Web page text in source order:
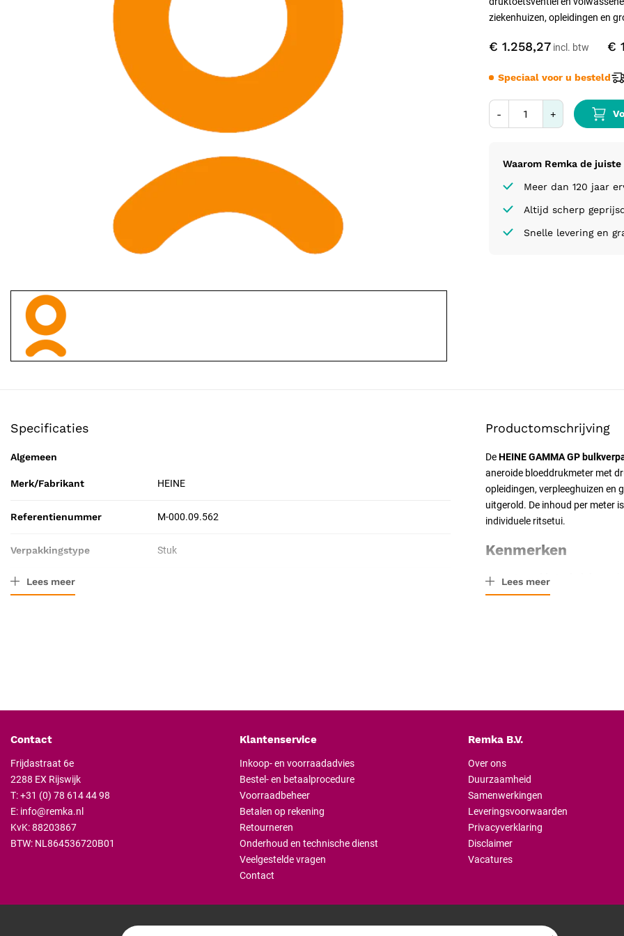
€ 1.258,27 €
- +
Waarom Remka de juiste
Meer dan 120 jaar
Altijd scherp
Snelle levering en
Speciaal voor u besteld
ziekenhuizen, opleidingen en
Specificaties
Algemeen
Merk/Fabrikant HEINE
Referentienummer M-000.09.562
Verpakkingstype Stuk
Resorbeerbaar (hechtdraad)
Lees meer
Productomschrijving
DeHEINE GAMMA GP
aneroide bloeddrukmeter met
opleidingen, verpleeg­huizen en
uitgerold. De inhoud per meter
individuele ritsetui.
Kenmerken
drukbestendige
Microfilter:
G5 en GP, lichtmetaal bij
Latexvrij:
geschikt voor patiënten
Single-tube manchet:
Druktoetsventiel:in
Lees meer
Contact
Frijdastraat 6e
2288 EX Rijswijk
T:+31 (0) 78 614 44 98
E: info@remka.nl
KvK: 88203867
BTW: NL864536720B01
Klantenservice
Inkoop- en voorraadadvies
Bestel- en betaalprocedure
Voorraadbeheer
Betalen op rekening
Retourneren
Onderhoud en technische dienst
Veelgestelde vragen
Contact
Remka B.V.
Over ons
Duurzaamheid
Samenwerkingen
Leveringsvoorwaarden
Privacyverklaring
Disclaimer
Vacatures